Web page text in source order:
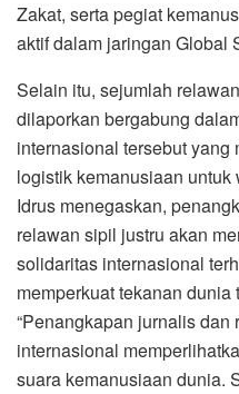
Zakat, serta pegiat
aktif dalam jaringan Global
Selain itu, sejumlah
dilaporkan bergabung
internasional tersebut
logistik kemanusiaan untuk
Idrus menegaskan,
relawan sipil justru akan
solidaritas internasional
memperkuat tekanan dunia
“Penangkapan jurnalis
internasional
suara kemanusiaan dunia.